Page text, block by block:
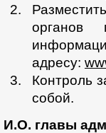
органов
адресу:
Контроль
собой.
И.О. главы